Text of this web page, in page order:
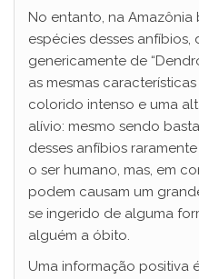
No entanto, na Amazônia
espécies desses anfíbios,
genericamente de
as mesmas
colorido intenso e uma
alívio: mesmo sendo
desses anfíbios
o ser humano, mas, em
podem causam um
se ingerido de alguma
alguém a óbito.
Uma informação positiva